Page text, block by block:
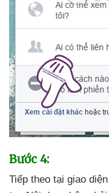
Bước 4:
Tiếp theo tại giao